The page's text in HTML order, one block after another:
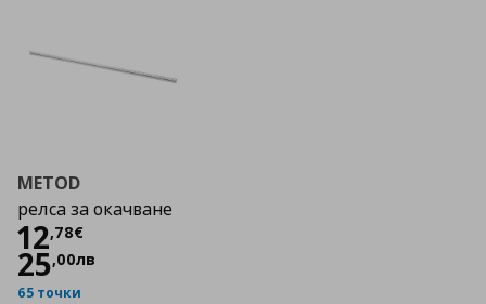
METOD
релса за окачване
12,78€
Цена
25,00лв
65 точки